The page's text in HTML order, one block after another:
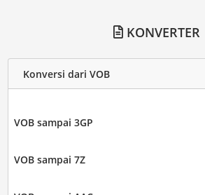
KONVERTER
Konversi dari VOB
VOB sampai 3GP
VOB sampai 7Z